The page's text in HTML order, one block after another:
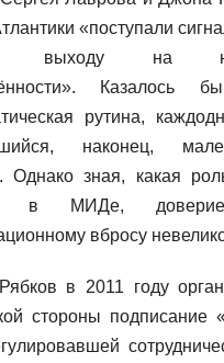
«поступали
выходу на
Казалось
рутина,
наконец,
Однако зная, какая
в МИДе,
вбросу
в 2011 году
стороны подписание